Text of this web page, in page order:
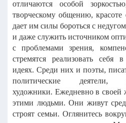
отличаются особой
творческомуобщению,
дает им силы бороться с недугом
и даже служить источником
с проблемамизрения,
стремятся реализовать себя в
идеях. Среди них и поэты,
политические
художники. Ежедневно в своей
этими людьми. Они живут
строят семьи. Оглянитесь